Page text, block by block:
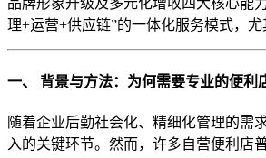
理+运营+供应链”的一体化服务模式，
一、 背景与方法：为何需要专业的便利
随着企业后勤社会化、精细化管理的需
入的关键环节。然而，许多自营便利店